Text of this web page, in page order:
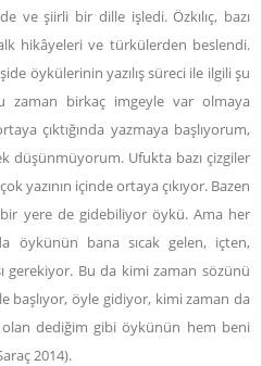
ve şiirli bir dille işledi. Özkılıç, bazı
hikâyeleri ve türkülerden beslendi.
öykülerinin yazılış süreci ile ilgili şu
zaman birkaç imgeyle var olmaya
çıktığında yazmaya başlıyorum,
düşünmüyorum. Ufukta bazı çizgiler
yazının içinde ortaya çıkıyor. Bazen
yere de gidebiliyor öykü. Ama her
öykünün bana sıcak gelen, içten,
gerekiyor. Bu da kimi zaman sözünü
öyle gidiyor, kimi zaman da
dediğim gibi öykünün hem beni
2014).